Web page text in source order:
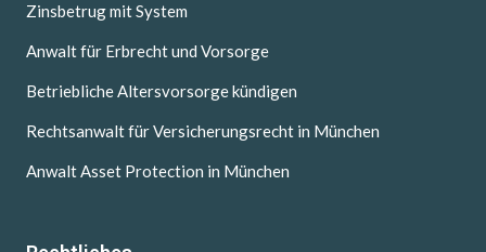
Zinsbetrug mit System
Anwalt für Erbrecht und Vorsorge
Betriebliche Altersvorsorge kündigen
Rechtsanwalt für Versicherungsrecht in München
Anwalt Asset Protection in München